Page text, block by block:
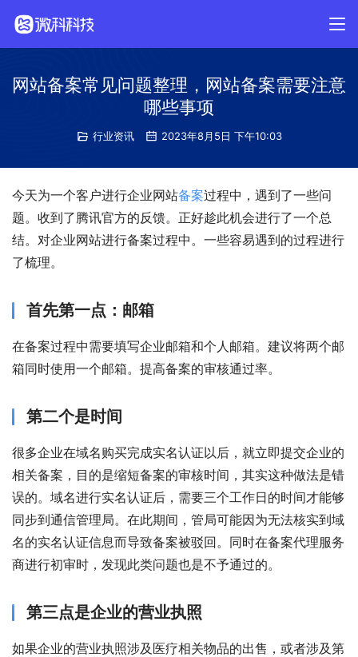
网站备案常见问题整理，网站备案需要注意
哪些事项
行业资讯 2023年8月5日 下午10:03
今天为一个客户进行企业网站备案过程中，遇到了一些问
题。收到了腾讯官方的反馈。正好趁此机会进行了一个总
结。对企业网站进行备案过程中。一些容易遇到的过程进行
了梳理。
首先第一点：邮箱
在备案过程中需要填写企业邮箱和个人邮箱。建议将两个邮
箱同时使用一个邮箱。提高备案的审核通过率。
第二个是时间
很多企业在域名购买完成实名认证以后，就立即提交企业的
相关备案，目的是缩短备案的审核时间，其实这种做法是错
误的。域名进行实名认证后，需要三个工作日的时间才能够
同步到通信管理局。在此期间，管局可能因为无法核实到域
名的实名认证信息而导致备案被驳回。同时在备案代理服务
商进行初审时，发现此类问题也是不予通过的。
第三点是企业的营业执照
如果企业的营业执照涉及医疗相关物品的出售，或者涉及第